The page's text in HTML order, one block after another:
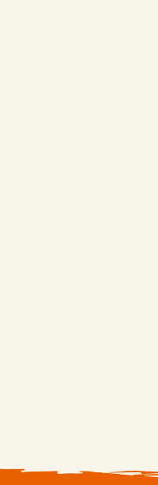
de la vida local en el corazón